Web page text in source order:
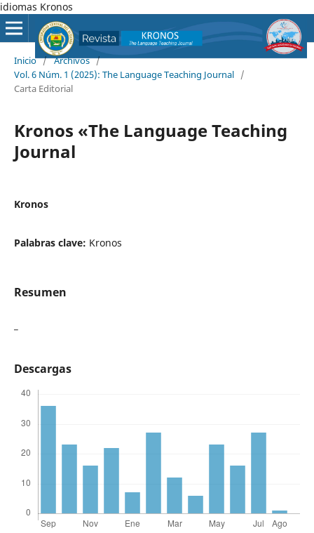
idiomas Kronos
Inicio / Archivos /
Vol. 6 Núm. 1 (2025): The Language Teaching Journal /
Carta Editorial
Kronos «The Language Teaching
Journal
Kronos
Palabras clave: Kronos
Resumen
Descargas